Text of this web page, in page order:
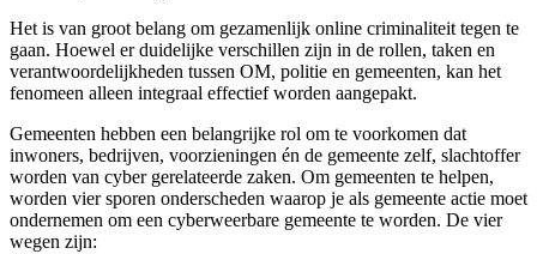
Het is van groot belang om gezamenlijk online criminaliteit tegen te
gaan. Hoewel er duidelijke verschillen zijn in de rollen, taken en
verantwoordelijkheden tussen OM, politie en gemeenten, kan het
fenomeen alleen integraal effectief worden aangepakt.
Gemeenten hebben een belangrijke rol om te voorkomen dat
inwoners, bedrijven, voorzieningen én de gemeente zelf, slachtoffer
worden van cyber gerelateerde zaken. Om gemeenten te helpen,
worden vier sporen onderscheden waarop je als gemeente actie moet
ondernemen om een cyberweerbare gemeente te worden. De vier
wegen zijn: